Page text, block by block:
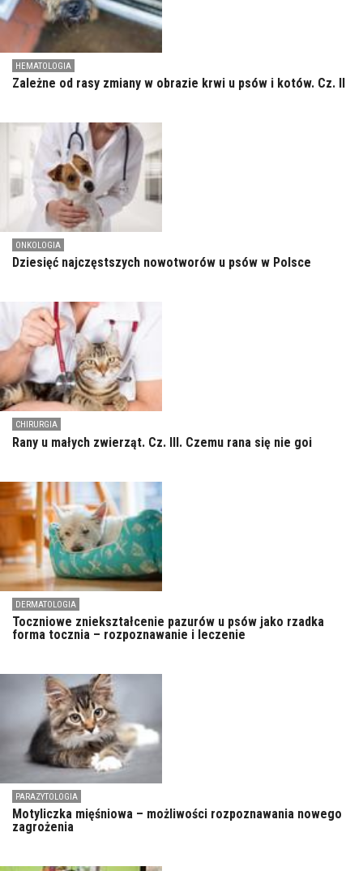
HEMATOLOGIA
Zależne od rasy zmiany w obrazie krwi u psów i kotów. Cz. II
ONKOLOGIA
Dziesięć najczęstszych nowotworów u psów w Polsce
CHIRURGIA
Rany u małych zwierząt. Cz. III. Czemu rana się nie goi
DERMATOLOGIA
Toczniowe zniekształcenie pazurów u psów jako rzadka
forma tocznia – rozpoznawanie i leczenie
PARAZYTOLOGIA
Motyliczka mięśniowa – możliwości rozpoznawania nowego
zagrożenia